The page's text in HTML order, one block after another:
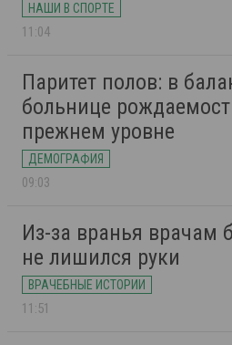
НАШИ В СПОРТЕ
11:04
Паритет полов: в
больнице
прежнем уровне
ДЕМОГРАФИЯ
09:03
Из-за вранья врачам
не лишился руки
ВРАЧЕБНЫЕ ИСТОРИИ
11:51